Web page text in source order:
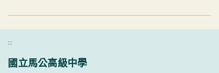
:::
國立馬公高級中學